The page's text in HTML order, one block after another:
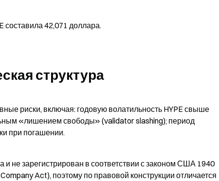
составила 42,071 доллара.
структура
риски, включая: годовую волатильность HYPE свыше
«лишением свободы» (validator slashing); период
при погашении.
и не зарегистрирован в соответствии с законом США 1940
Act), поэтому по правовой конструкции отличается